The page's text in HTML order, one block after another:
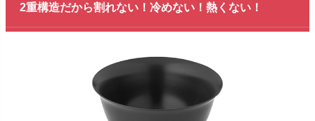
2重構造だから割れない！冷めない！熱くない！